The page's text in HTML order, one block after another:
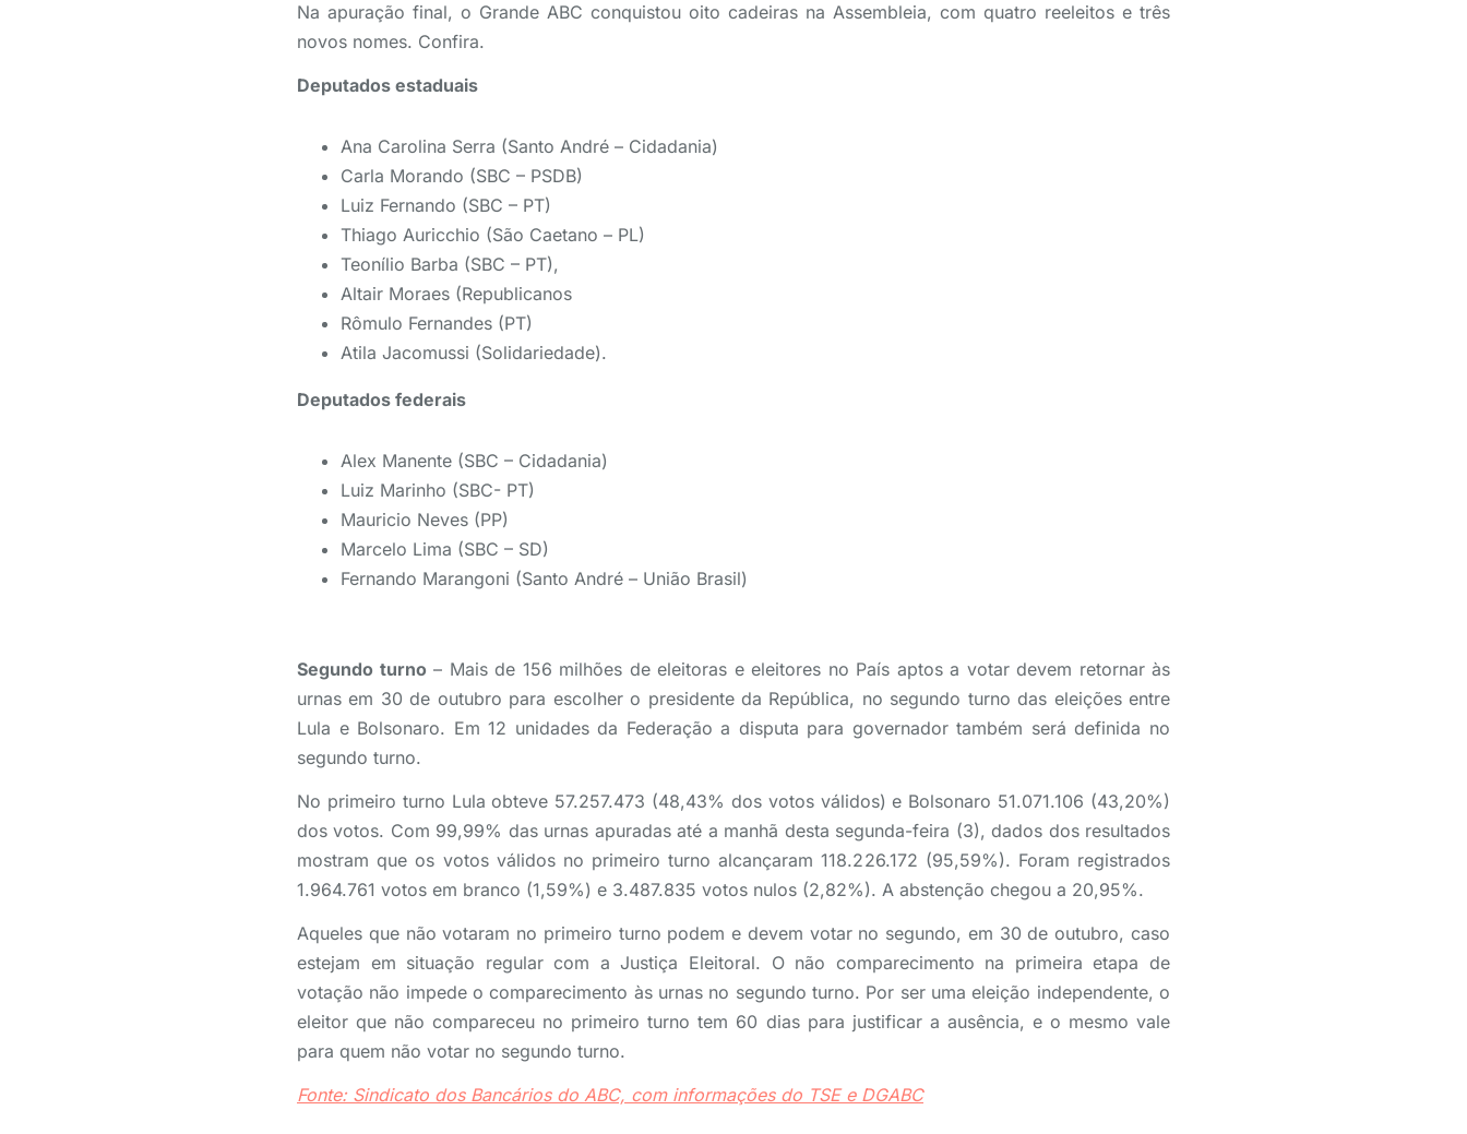
Na apuração final, o Grande ABC conquistou oito cadeiras na Assembleia­, com quatro reeleitos e três
novos nomes. Confira.
Deputados estaduais
Ana Carolina Serra (Santo André – Cidadania)
Carla Morando (SBC – PSDB)
Luiz Fernando (SBC – PT)
Thiago Auricchio (São Caetano – PL)
Teonílio Barba (SBC – PT),
Altair Moraes (Republicanos
Rômulo Fernandes (PT)
Atila Jacomussi (Solidariedade).
Deputados federais
Alex Manente (SBC – Cidadania)
Luiz Marinho (SBC- PT)
Mauricio Neves (PP)
Marcelo Lima (SBC – SD)
Fernando Marangoni (Santo André – União Brasil)
Segundo turno– Mais de 156 milhões de eleitoras e eleitores no País aptos a votar devem retornar às
urnas em 30 de outubro para escolher o presidente da República, no segundo turno das eleições entre
Lula e Bolsonaro. Em 12 unidades da Federação a disputa para governador também será definida no
segundo turno.
No primeiro turno Lula obteve 57.257.473 (48,43% dos votos válidos) e Bolsonaro 51.071.106 (43,20%)
dos votos. Com 99,99% das urnas apuradas até a manhã desta segunda-feira (3), dados dos resultados
mostram que os votos válidos no primeiro turno alcançaram 118.226.172 (95,59%). Foram registrados
1.964.761 votos em branco (1,59%) e 3.487.835 votos nulos (2,82%). A abstenção chegou a 20,95%.
Aqueles que não votaram no primeiro turno podem e devem votar no segundo, em 30 de outubro, caso
estejam em situação regular com a Justiça Eleitoral. O não comparecimento na primeira etapa de
votação não impede o comparecimento às urnas no segundo turno. Por ser uma eleição independente, o
eleitor que não compareceu no primeiro turno tem 60 dias para justificar a ausência, e o mesmo vale
para quem não votar no segundo turno.
Fonte: Sindicato dos Bancários do ABC, com informações do TSE e DGABC